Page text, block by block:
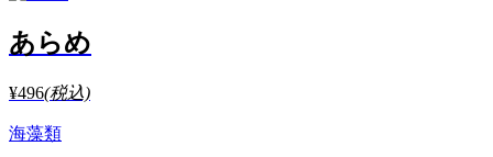
あらめ
¥496(税込)
海藻類